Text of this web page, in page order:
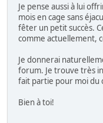
Je pense aussi à lui
mois en cage sans
fêter un petit succès.
comme actuellement,
Je donnerai
forum. Je trouve très
fait partie pour moi du
Bien à toi!